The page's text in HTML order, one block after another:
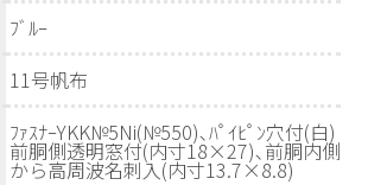
ﾌﾞﾙｰ
11号帆布
ﾌｧｽﾅｰYKK№5Ni(№550)､ﾊﾟｲﾋﾟﾝ穴付(白)
前胴側透明窓付(内寸18×27)､前胴内側
から高周波名刺入(内寸13.7×8.8)